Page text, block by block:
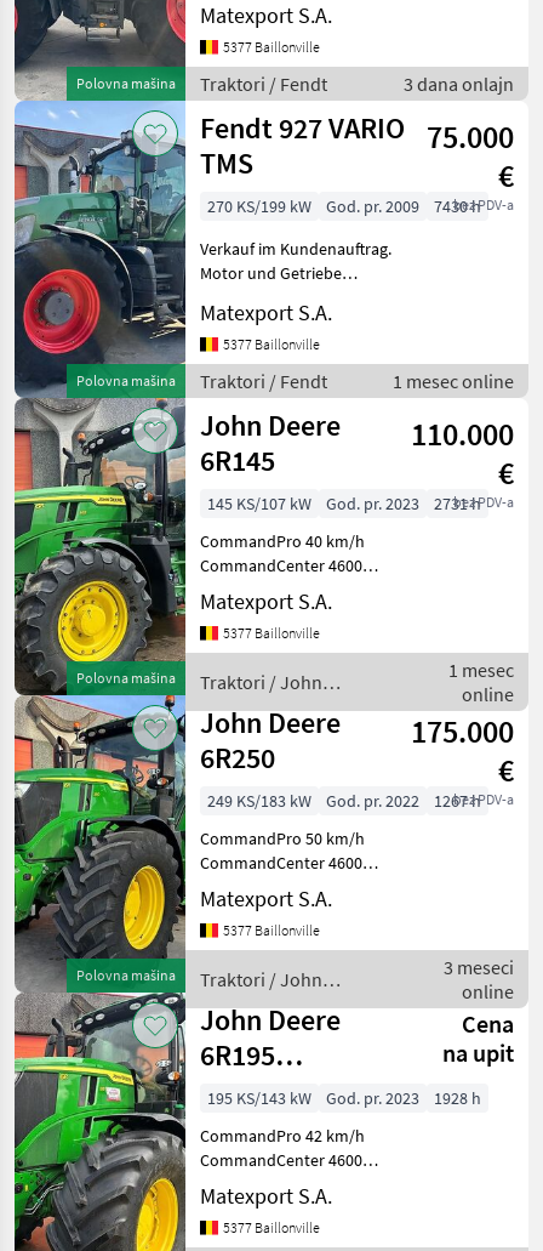
Traktori
Standardni
Traktori
Tockasi
IZABERITE
KATEGORIJU
John Deere
8
Fendt
2
Massey Ferguson
1
Steyr
1
Valtra
1
MARKETPLACE
Marketplace
Ponude
trgovaca
Oglasi
Polovna mašina
Gefederte Kabine und
Vorderachse
Reifendruckregelanlage
VarioGrip Komplette
Anhängevorrich
Matexport S.A.
5377 Baillonville
Traktori / Fendt 3 dana onlajn
Polovna mašina
Fendt 927 VARIO
TMS
75.000
€
bez PDV-a
270 KS/199 kW God. pr. 2009
7430 h
Verkauf im Kundenauftrag.
Motor und Getriebe
einwandfreiem
Betriebszustand. Ein
zweiter kompletter Radsatz
mit Reifen der Größe
520/70R34 ist ebenfa
Matexport S.A.
5377 Baillonville
Traktori / Fendt 1 mesec online
Polovna mašina
John Deere
6R145
110.000
€
bez PDV-a
145 KS/107 kW God. pr. 2023
2731 h
CommandPro 40 km/h
CommandCenter 4600
Gefederte Vorderachse
AutoTrac mit Section
Control Zapfwelle
Hydraulische
Zweileitungsbremse
CommandPro 40 km/u
Matexport S.A.
5377 Baillonville
Traktori / John
Deere
1 mesec
online
Polovna mašina
John Deere
6R250
175.000
€
bez PDV-a
249 KS/183 kW God. pr. 2022
1267 h
CommandPro 50 km/h
CommandCenter 4600
Gefederte Vorderachse +
Kabinenfederung AutoTrac
+ SF6000 Premium
Frontzapfwelle ISOBUS-
Steckdose Zapfwelle 5
Matexport S.A.
5377 Baillonville
Traktori / John
Deere
3 meseci
online
John Deere
6R195
CommandPro
Cena
na upit
195 KS/143 kW God. pr. 2023
1928 h
CommandPro 42 km/h
CommandCenter 4600
Gefederte Vorderachse +
Kabinenfederung AutoTrac
+ SF6000 ISOBUS-Steckdose
Matexport S.A.
5377 Baillonville